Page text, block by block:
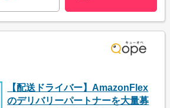
【配送ドライバー】AmazonFlex
のデリバリーパートナーを大量募